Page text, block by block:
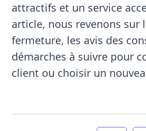
attractifs et un service
article, nous revenons sur
fermeture, les avis des
démarches à suivre pour
client ou choisir un